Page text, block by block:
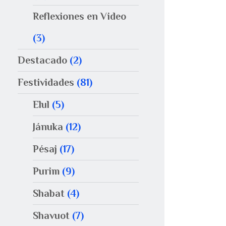
Reflexiones en Video
(3)
Destacado (2)
Festividades (81)
Elul (5)
Jánuka (12)
Pésaj (17)
Purim (9)
Shabat (4)
Shavuot (7)